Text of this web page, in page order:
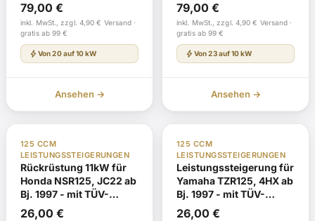
79,00 €
inkl. MwSt., zzgl. 4,90 € Versand ·
gratis ab 99 €
bolt Von 20 auf 10 kW
Ansehen →
Gutachten
79,00 €
inkl. MwSt., zzgl. 4,90 € Versand ·
gratis ab 99 €
bolt Von 23 auf 10 kW
Ansehen →
125 CCM
LEISTUNGSSTEIGERUNGEN
Rückrüstung 11kW für
Honda NSR125, JC22 ab
Bj. 1997 - mit TÜV-
Gutachten
26,00 €
125 CCM
LEISTUNGSSTEIGERUNGEN
Leistungssteigerung für
Yamaha TZR125, 4HX ab
Bj. 1997 - mit TÜV-
Gutachten
26,00 €